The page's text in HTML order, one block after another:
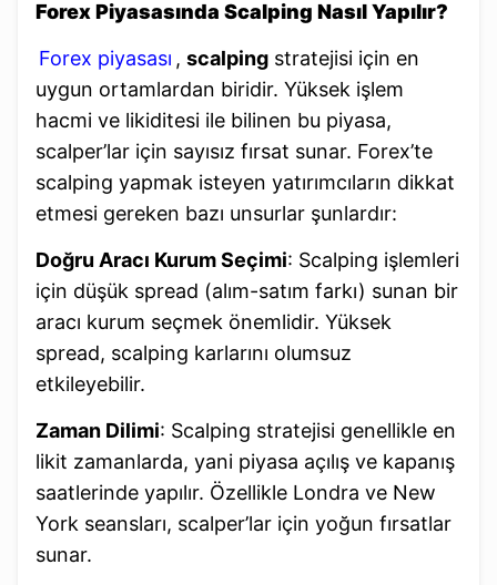
Forex Piyasasında Scalping Nasıl Yapılır?
Forex piyasası , scalping stratejisi için en
uygun ortamlardan biridir. Yüksek işlem
hacmi ve likiditesi ile bilinen bu piyasa,
scalper’lar için sayısız fırsat sunar. Forex’te
scalping yapmak isteyen yatırımcıların dikkat
etmesi gereken bazı unsurlar şunlardır:
Doğru Aracı Kurum Seçimi: Scalping işlemleri
için düşük spread (alım-satım farkı) sunan bir
aracı kurum seçmek önemlidir. Yüksek
spread, scalping karlarını olumsuz
etkileyebilir.
Zaman Dilimi: Scalping stratejisi genellikle en
likit zamanlarda, yani piyasa açılış ve kapanış
saatlerinde yapılır. Özellikle Londra ve New
York seansları, scalper’lar için yoğun fırsatlar
sunar.